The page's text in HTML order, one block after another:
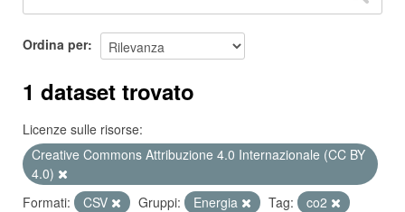
Ordina per
1 dataset trovato
Licenze sulle risorse:
Creative Commons Attribuzione 4.0 Internazionale (CC BY
4.0)
Formati:
CSV Gruppi: Energia Tag:
co2